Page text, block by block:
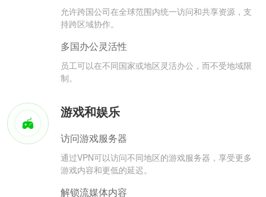
允许跨国公司在全球范围内统一访问和共享资源，支
持跨区域协作。
多国办公灵活性
员工可以在不同国家或地区灵活办公，而不受地域限
制。
游戏和娱乐
访问游戏服务器
通过VPN可以访问不同地区的游戏服务器，享受更多
游戏内容和更低的延迟。
解锁流媒体内容